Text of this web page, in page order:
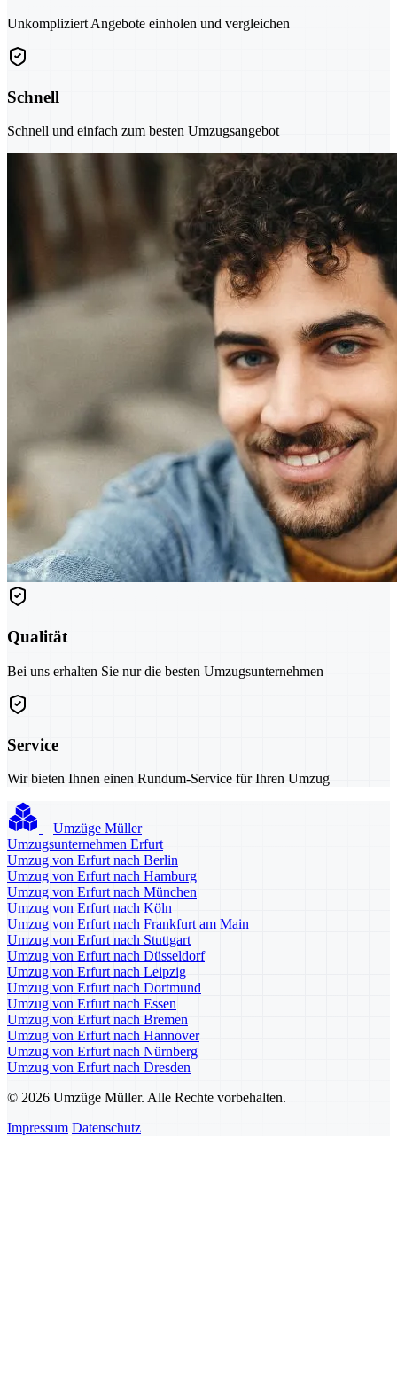
Unkompliziert Angebote einholen und vergleichen
Schnell
Schnell und einfach zum besten Umzugsangebot
Qualität
Bei uns erhalten Sie nur die besten Umzugsunternehmen
Service
Wir bieten Ihnen einen Rundum-Service für Ihren Umzug
Umzüge Müller
Umzugsunternehmen Erfurt
Umzug von Erfurt nach Berlin
Umzug von Erfurt nach Hamburg
Umzug von Erfurt nach München
Umzug von Erfurt nach Köln
Umzug von Erfurt nach Frankfurt am Main
Umzug von Erfurt nach Stuttgart
Umzug von Erfurt nach Düsseldorf
Umzug von Erfurt nach Leipzig
Umzug von Erfurt nach Dortmund
Umzug von Erfurt nach Essen
Umzug von Erfurt nach Bremen
Umzug von Erfurt nach Hannover
Umzug von Erfurt nach Nürnberg
Umzug von Erfurt nach Dresden
© 2026 Umzüge Müller. Alle Rechte vorbehalten.
Impressum Datenschutz